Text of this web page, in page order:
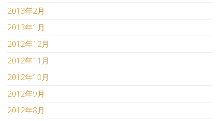
2013年2月
2013年1月
2012年12月
2012年11月
2012年10月
2012年9月
2012年8月